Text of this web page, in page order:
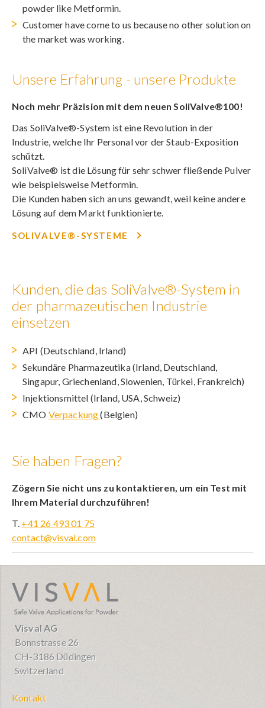
powder like Metformin.
Customer have come to us because no other solution on
the market was working.
Unsere Erfahrung - unsere Produkte
Noch mehr Präzision mit dem neuen SoliValve®100!
Das SoliValve®-System ist eine Revolution in der
Industrie, welche Ihr Personal vor der Staub-Exposition
schützt.
SoliValve® ist die Lösung für sehr schwer fließende Pulver
wie beispielsweise Metformin.
Die Kunden haben sich an uns gewandt, weil keine andere
Lösung auf dem Markt funktionierte.
SOLIVALVE®-SYSTEME
Kunden, die das SoliValve®-System in
der pharmazeutischen Industrie
einsetzen
API (Deutschland, Irland)
Sekundäre Pharmazeutika (Irland, Deutschland,
Singapur, Griechenland, Slowenien, Türkei, Frankreich)
Injektionsmittel (Irland, USA, Schweiz)
CMO Verpackung(Belgien)
Sie haben Fragen?
Zögern Sie nicht uns zu kontaktieren, um ein Test mit
Ihrem Material durchzuführen!
T. +41 26 493 01 75
contact@visval.com
Visval AG
Bonnstrasse 26
CH-3186 Düdingen
Switzerland
Kontakt